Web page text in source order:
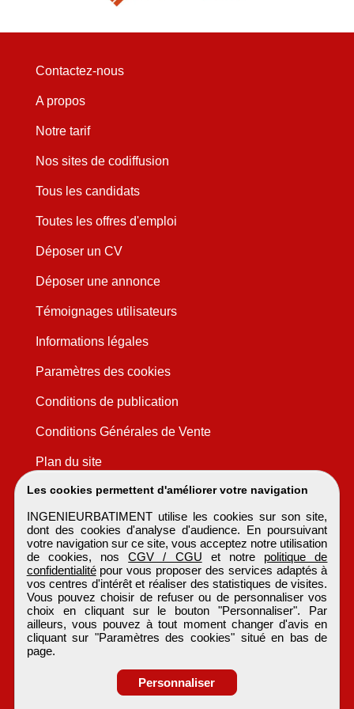
Les cookies permettent d'améliorer votre navigation
INGENIEURBATIMENT utilise les cookies sur son site,
dont des cookies d'analyse d'audience. En poursuivant
votre navigation sur ce site, vous acceptez notre utilisation
de cookies, nosCGV / CGU et notre politique de
confidentialitépour vous proposer des services adaptés à
vos centres d'intérêt et réaliser des statistiques de visites.
Vous pouvez choisir de refuser ou de personnaliser vos
choix en cliquant sur le bouton "Personnaliser". Par
ailleurs, vous pouvez à tout moment changer d'avis en
cliquant sur "Paramètres des cookies" situé en bas de
page.
Personnaliser
Contactez-nous
A propos
Notre tarif
Nos sites de codiffusion
Tous les candidats
Toutes les offres d'emploi
Déposer un CV
Déposer une annonce
Témoignages utilisateurs
Informations légales
Paramètres des cookies
Conditions de publication
Conditions Générales de Vente
Plan du site